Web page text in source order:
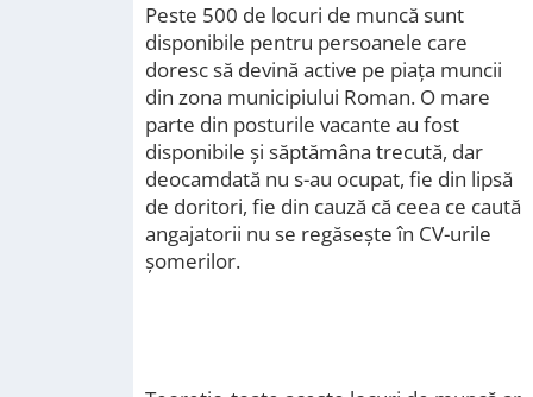
Peste 500 de locuri de muncă sunt
disponibile pentru persoanele care
doresc să devină active pe piața muncii
din zona municipiului Roman. O mare
parte din posturile vacante au fost
disponibile și săptămâna trecută, dar
deocamdată nu s-au ocupat, fie din lipsă
de doritori, fie din cauză că ceea ce caută
angajatorii nu se regăsește în CV-urile
șomerilor.